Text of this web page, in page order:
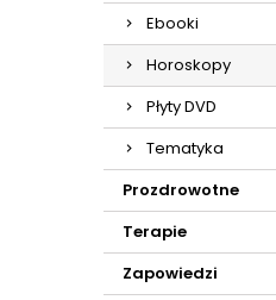
Ebooki
Horoskopy
Płyty DVD
Tematyka
Prozdrowotne
Terapie
Zapowiedzi